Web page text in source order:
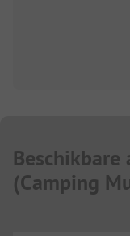
Beschikbare
(Camping